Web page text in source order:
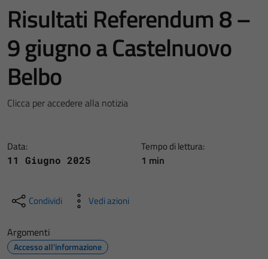
Risultati Referendum 8 –
9 giugno a Castelnuovo
Belbo
Clicca per accedere alla notizia
Data:
11 Giugno 2025
Tempo di lettura:
1 min
Condividi Vedi azioni
Argomenti
Accesso all'informazione